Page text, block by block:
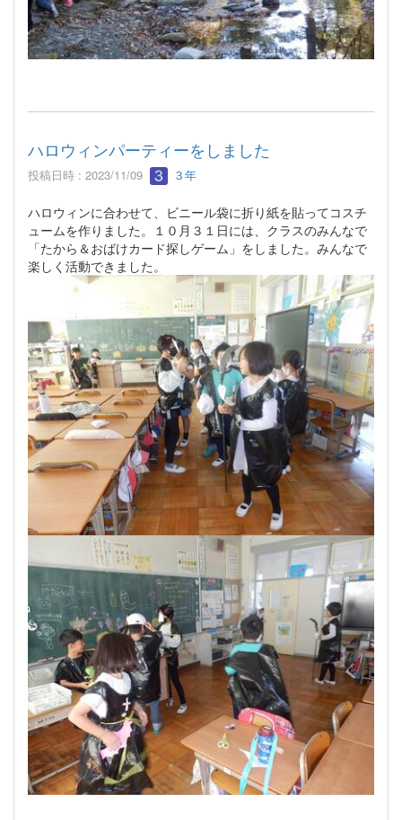
ハロウィンパーティーをしました
投稿日時 : 2023/11/09 ３年
ハロウィンに合わせて、ビニール袋に折り紙を貼ってコスチ
ュームを作りました。１０月３１日には、クラスのみんなで
「たから＆おばけカード探しゲーム」をしました。みんなで
楽しく活動できました。